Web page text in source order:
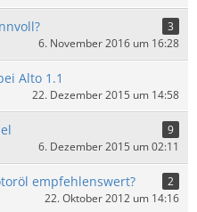
3
6. November 2016 um 16:28
Alto 1.1
22. Dezember 2015 um 14:58
9
6. Dezember 2015 um 02:11
empfehlenswert?
2
22. Oktober 2012 um 14:16